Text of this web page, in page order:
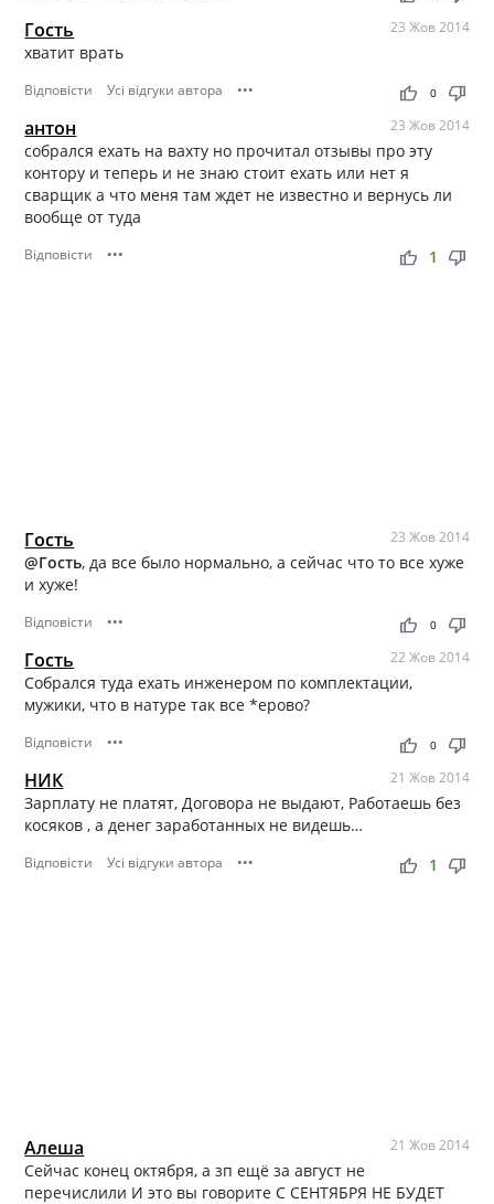
Гость 23 Жов 2014
хватит врать
Відповісти Усі відгуки автора ••• thumb_up thumb_down
0
антон 23 Жов 2014
собрался ехать на вахту но прочитал отзывы про эту
контору и теперь и не знаю стоит ехать или нет я
сварщик а что меня там ждет не известно и вернусь ли
вообще от туда
Відповісти ••• thumb_up thumb_down
1
Гость 23 Жов 2014
@Гость, да все было нормально, а сейчас что то все хуже
и хуже!
Відповісти ••• thumb_up thumb_down
0
Гость 22 Жов 2014
Собрался туда ехать инженером по комплектации,
мужики, что в натуре так все *ерово?
Відповісти ••• thumb_up thumb_down
0
НИК 21 Жов 2014
Зарплату не платят, Договора не выдают, Работаешь без
косяков , а денег заработанных не видешь…
Відповісти Усі відгуки автора ••• thumb_up thumb_down
1
Алеша 21 Жов 2014
Сейчас конец октября, а зп ещё за август не
перечислили И это вы говорите С СЕНТЯБРЯ НЕ БУДЕТ